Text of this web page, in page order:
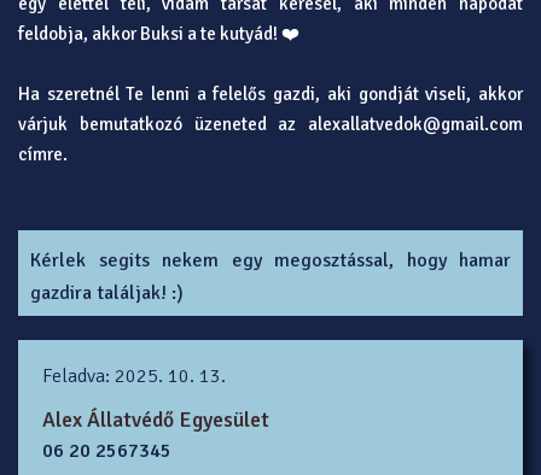
feldobja, akkor Buksi a te kutyád! ❤️
Ha szeretnél Te lenni a felelős gazdi, aki gondját viseli, akkor
várjuk bemutatkozó üzeneted az alexallatvedok@gmail.com
címre.
Kérlek segits nekem egy megosztással, hogy hamar
gazdira találjak! :)
Feladva: 2025. 10. 13.
Alex Állatvédő Egyesület
06 20 2567345